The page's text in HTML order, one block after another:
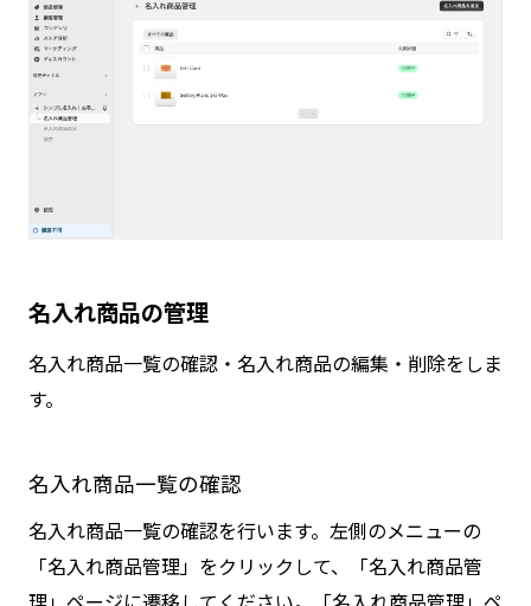
名入れ商品の管理
名入れ商品一覧の確認・名入れ商品の編集・削除をしま
す。
名入れ商品一覧の確認
名入れ商品一覧の確認を行います。左側のメニューの
「名入れ商品管理」をクリックして、「名入れ商品管